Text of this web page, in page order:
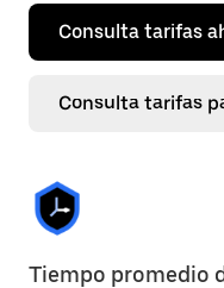
Consulta tarifas
Consulta tarifas
Tiempo promedio